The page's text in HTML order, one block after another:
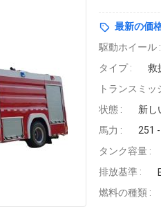
最新の価
駆動ホイール :
タイプ :
救
トランスミッ
状態 :
新し
馬力 :
251
タンク容量 :
排放基準 :
燃料の種類 :